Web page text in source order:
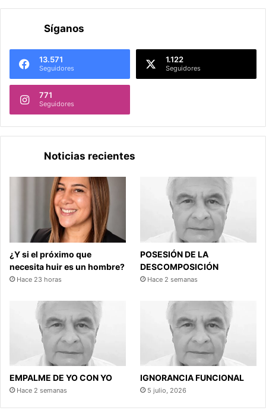
Síganos
13.571
Seguidores
1.122
Seguidores
771
Seguidores
Noticias recientes
¿Y si el próximo que
necesita huir es un hombre?
Hace 23 horas
POSESIÓN DE LA
DESCOMPOSICIÓN
Hace 2 semanas
EMPALME DE YO CON YO
Hace 2 semanas
IGNORANCIA FUNCIONAL
5 julio, 2026